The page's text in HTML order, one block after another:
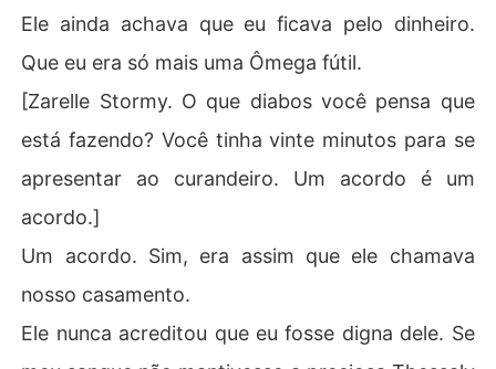
Ele ainda achava que eu ficava pelo dinheiro.
Que eu era só mais uma Ômega fútil.
[Zarelle Stormy. O que diabos você pensa que
está fazendo? Você tinha vinte minutos para se
apresentar ao curandeiro. Um acordo é um
acordo.]
Um acordo. Sim, era assim que ele chamava
nosso casamento.
Ele nunca acreditou que eu fosse digna dele. Se